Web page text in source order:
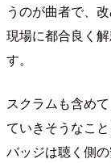
うのが曲者で、
現場に都合良く
す。
スクラムも含め
ていきそうなこ
バッジは聴く側